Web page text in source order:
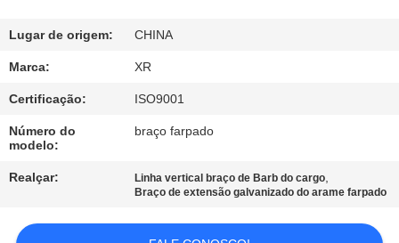
QUALIDADE
CONTACTE-
NOS
PEÇA
Lugar de origem: CHINA
Marca: XR
Certificação: ISO9001
Número do
modelo:
braço farpado
Realçar: Linha vertical braço de Barb do cargo,
Braço de extensão galvanizado do arame farpado